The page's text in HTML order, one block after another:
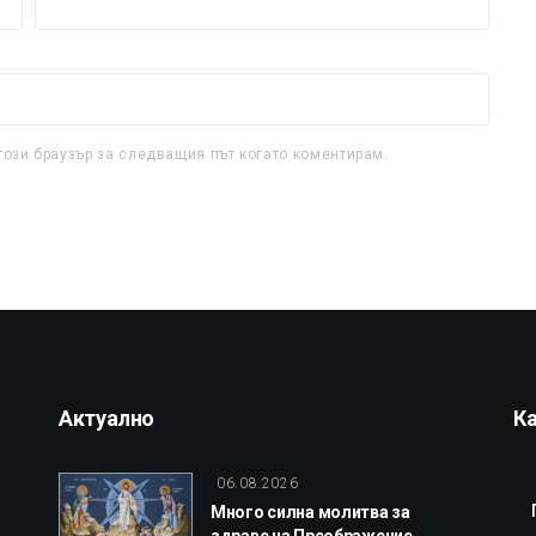
браузър за следващия път когато коментирам.
Актуално
06.08.2026
Много силна молитва за